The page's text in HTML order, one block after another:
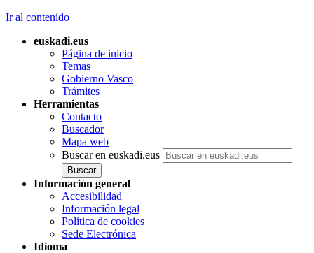
Ir al contenido
euskadi.eus
Página de inicio
Temas
Gobierno Vasco
Trámites
Herramientas
Contacto
Buscador
Mapa web
Buscar en euskadi.eus
Información general
Accesibilidad
Información legal
Política de cookies
Sede Electrónica
Idioma